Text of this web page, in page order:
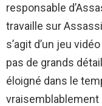
responsable
travaille sur
s’agit d’un jeu
pas de grands
éloigné dans le
vraisemblablement